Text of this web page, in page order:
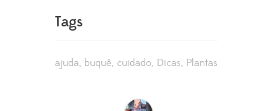
Tags
ajuda buquê cuidado Dicas Plantas